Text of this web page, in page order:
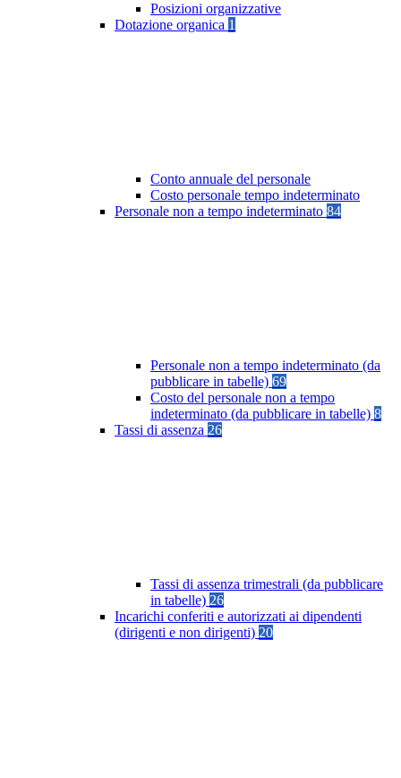
Posizioni organizzative
Dotazione organica 1
Conto annuale del personale
Costo personale tempo indeterminato
Personale non a tempo indeterminato 84
Personale non a tempo indeterminato (da
pubblicare in tabelle) 69
Costo del personale non a tempo
indeterminato (da pubblicare in tabelle) 8
Tassi di assenza 26
Tassi di assenza trimestrali (da pubblicare
in tabelle) 26
Incarichi conferiti e autorizzati ai dipendenti
(dirigenti e non dirigenti) 20